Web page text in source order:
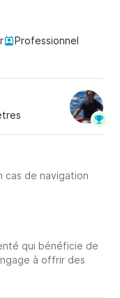
Professionnel
cas de navigation
qui bénéficie de
à offrir des